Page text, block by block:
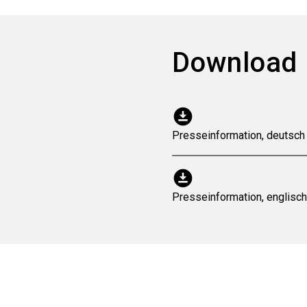
Download
download_for_offline
Presseinformation, deutsch
download_for_offline
Presseinformation,